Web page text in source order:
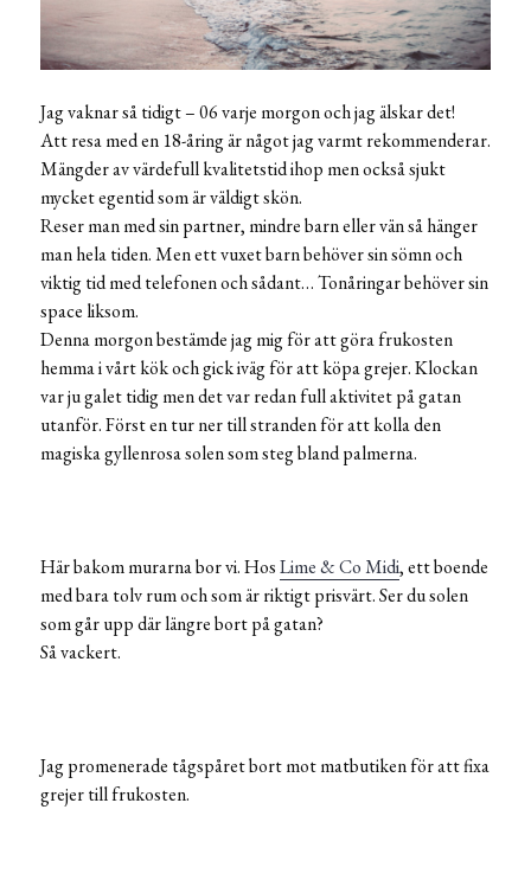
Jag vaknar så tidigt – 06 varje morgon och jag älskar det!
Att resa med en 18-åring är något jag varmt rekommenderar.
Mängder av värdefull kvalitetstid ihop men också sjukt
mycket egentid som är väldigt skön.
Reser man med sin partner, mindre barn eller vän så hänger
man hela tiden. Men ett vuxet barn behöver sin sömn och
viktig tid med telefonen och sådant… Tonåringar behöver sin
space liksom.
Denna morgon bestämde jag mig för att göra frukosten
hemma i vårt kök och gick iväg för att köpa grejer. Klockan
var ju galet tidig men det var redan full aktivitet på gatan
utanför. Först en tur ner till stranden för att kolla den
magiska gyllenrosa solen som steg bland palmerna.
Här bakom murarna bor vi. HosLime & Co Midi, ett boende
med bara tolv rum och som är riktigt prisvärt. Ser du solen
som går upp där längre bort på gatan?
Så vackert.
Jag promenerade tågspåret bort mot matbutiken för att fixa
grejer till frukosten.